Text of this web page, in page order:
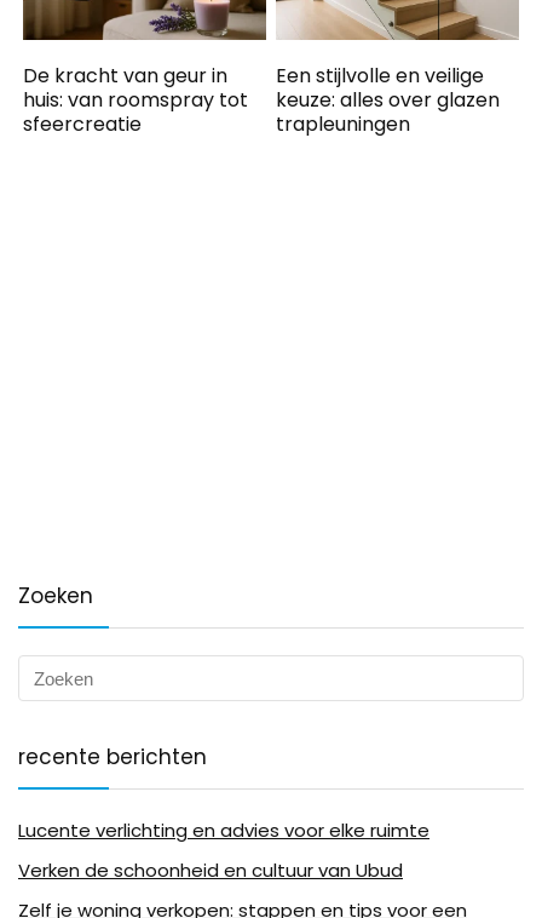
De kracht van geur in
huis: van roomspray tot
sfeercreatie
Een stijlvolle en veilige
keuze: alles over glazen
trapleuningen
Zoeken
recente berichten
Lucente verlichting en advies voor elke ruimte
Verken de schoonheid en cultuur van Ubud
Zelf je woning verkopen: stappen en tips voor een